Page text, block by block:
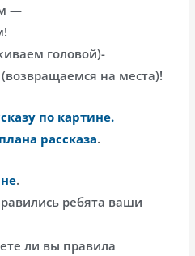
—
головой)-
на места)!
по картине.
рассказа.
.
ребята ваши
ли вы правила